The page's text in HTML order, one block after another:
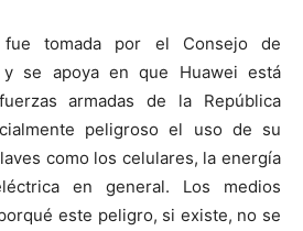
tomada por el Consejo de
y se apoya en que Huawei está
armadas de la República
peligroso el uso de su
como los celulares, la energía
en general. Los medios
este peligro, si existe, no se